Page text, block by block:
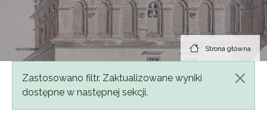
Strona główna
Komunikat
Zastosowano filtr. Zaktualizowane wyniki
dostępne w następnej sekcji.